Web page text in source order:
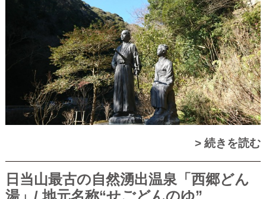
> 続きを読む
日当山最古の自然湧出温泉「西郷どん
湯」/ 地元名称“せごどんのゆ”